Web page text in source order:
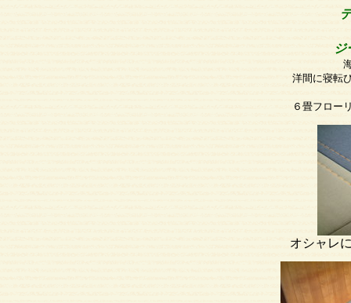
ジ
洋間に寝転
６畳フロー
オシャレ